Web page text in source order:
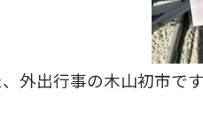
外出行事の木山初市です